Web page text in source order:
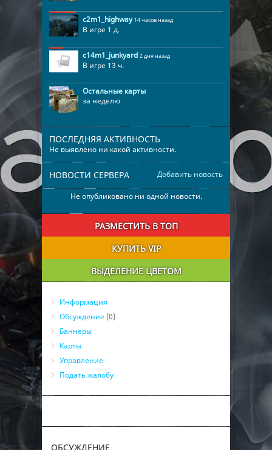
c2m1_highway 14 часов назад
В игре 1 д.
c14m1_junkyard 2 дня назад
В игре 13 ч.
Остальные карты
за неделю
ПОСЛЕДНЯЯ АКТИВНОСТЬ
Не выявлено ни какой активности.
Добавить новость
НОВОСТИ СЕРВЕРА
Не опубликовано ни одной новости.
РАЗМЕСТИТЬ В ТОП
КУПИТЬ VIP
ВЫДЕЛЕНИЕ ЦВЕТОМ
Информация
Обсуждение (0)
Баннеры
Карты
Управление
Подать жалобу
ОБСУЖДЕНИЕ